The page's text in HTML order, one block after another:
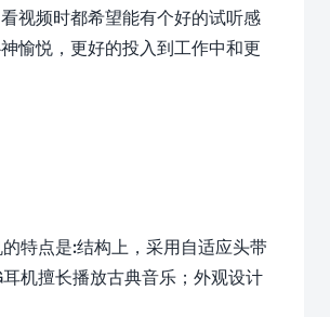
视频时都希望能有个好的试听感
愉悦，更好的投入到工作中和更
特点是:结构上，采用自适应头带
机擅长播放古典音乐；外观设计